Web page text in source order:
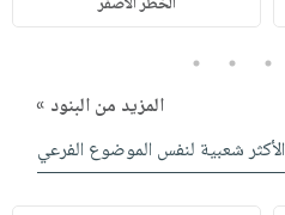
3
4
5
المزيد من البنود »
الأكثر شعبية لنفس الموضوع الفرعي